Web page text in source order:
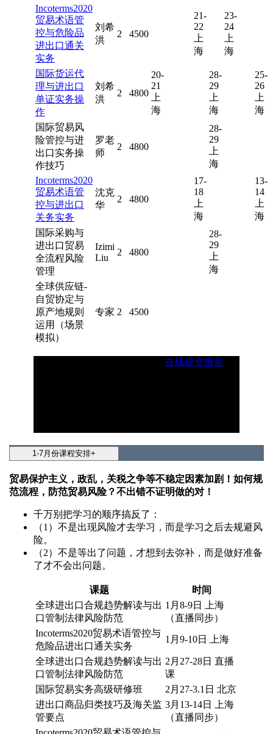
Incoterms2020
贸易术语管
控与危险品
进出口通关
实务
刘希
洪
2 4500
21-
22
上
海
23-
24
上
海
国际货运代
理与进出口
单证实务操
作
刘希
洪
2 4800
20-
21
上
海
28-
29
上
海
25-
26
上
海
国际贸易风
险管控与进
出口实务操
作技巧
罗老
师
2 4800
28-
29
上
海
Incoterms2020
贸易术语管
控与进出口
关务实务
沈克
华
2 4800
17-
18
上
海
13-
14
上
海
国际采购与
进出口贸易
全流程风险
管理
Izimi
Liu
2 4800
28-
29
上
海
全球供应链-
自贸协定与
原产地规则
运用（场景
模拟）
专家 2 4500
在线提交报名
1-7月份课程安排+
贸易保护主义，政乱，关税之争等不稳定因素加剧！如何规
范流程，防范贸易风险？不出错不证明做的对！
千万别把学习的顺序搞反了：
（1）不是出现风险才去学习，而是学习之后去规避风
险。
（2）不是等出了问题，才想到去弥补，而是做好准备
了才不会出问题。
课题
时间
全球进出口合规趋势解读与出
口管制法律风险防范
1月8-9日 上海
（直播同步）
Incoterms2020贸易术语管控与
危险品进出口通关实务
1月9-10日 上海
全球进出口合规趋势解读与出
口管制法律风险防范
2月27-28日 直播
课
国际贸易实务高级研修班
2月27-3.1日 北京
进出口商品归类技巧及海关监
管要点
3月13-14日 上海
（直播同步）